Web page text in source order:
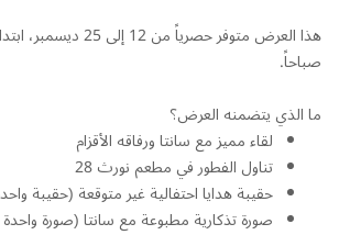
صباحاً.
ما الذي يتضمنه العرض؟
لقاء مميز مع سانتا ورفاقه الأقزام
تناول الفطور في مطعم نورث 28
حقيبة هدايا احتفالية غير متوقعة (حقيبة
صورة تذكارية مطبوعة مع سانتا (صورة